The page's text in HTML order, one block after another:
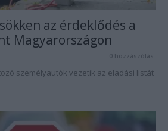
az érdeklődés a
Magyarországon
0 hozzászólás
személyautók vezetik az eladási listát